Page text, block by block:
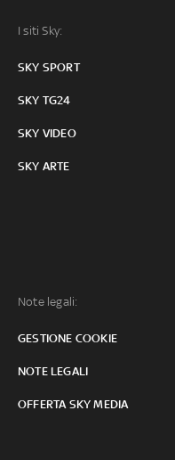
I siti Sky:
SKY SPORT
SKY TG24
SKY VIDEO
SKY ARTE
Note legali:
GESTIONE COOKIE
NOTE LEGALI
OFFERTA SKY MEDIA